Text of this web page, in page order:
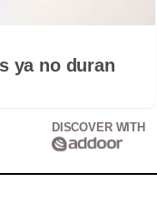
ya no duran
DISCOVER WITH